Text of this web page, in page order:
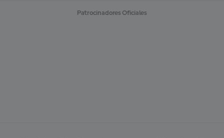
Patrocinadores Oficiales